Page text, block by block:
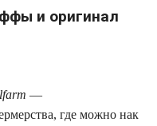
и оригинал
—
где можно нак